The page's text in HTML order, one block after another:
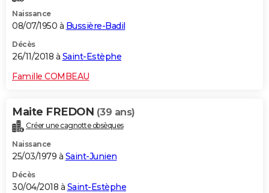
Naissance
08/07/1950 à Bussière-Badil
Décès
26/11/2018 à Saint-Estèphe
Famille COMBEAU
Maite FREDON (39 ans)
Créer une cagnotte obsèques
Naissance
25/03/1979 à Saint-Junien
Décès
30/04/2018 à Saint-Estèphe